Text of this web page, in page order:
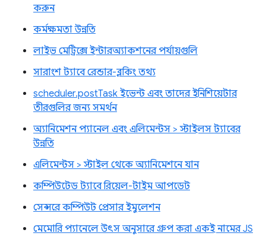
করুন
কর্মক্ষমতা উন্নতি
লাইভ মেট্রিক্সে ইন্টারঅ্যাকশনের পর্যায়গুলি
সারাংশ ট্যাবে রেন্ডার-ব্লকিং তথ্য
scheduler.postTask ইভেন্ট এবং তাদের ইনিশিয়েটার
তীরগুলির জন্য সমর্থন
অ্যানিমেশন প্যানেল এবং এলিমেন্টস > স্টাইলস ট্যাবের
উন্নতি
এলিমেন্টস > স্টাইল থেকে অ্যানিমেশনে যান
কম্পিউটেড ট্যাবে রিয়েল-টাইম আপডেট
সেন্সরে কম্পিউট প্রেসার ইমুলেশন
মেমোরি প্যানেলে উৎস অনুসারে গ্রুপ করা একই নামের JS